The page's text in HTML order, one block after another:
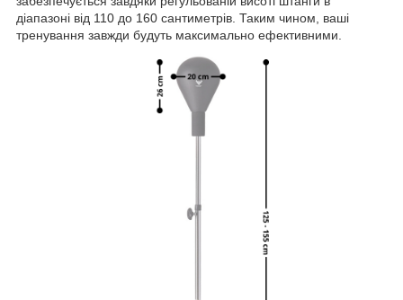
діапазоні від 110 до 160 сантиметрів. Таким чином, ваші
тренування завжди будуть максимально ефективними.